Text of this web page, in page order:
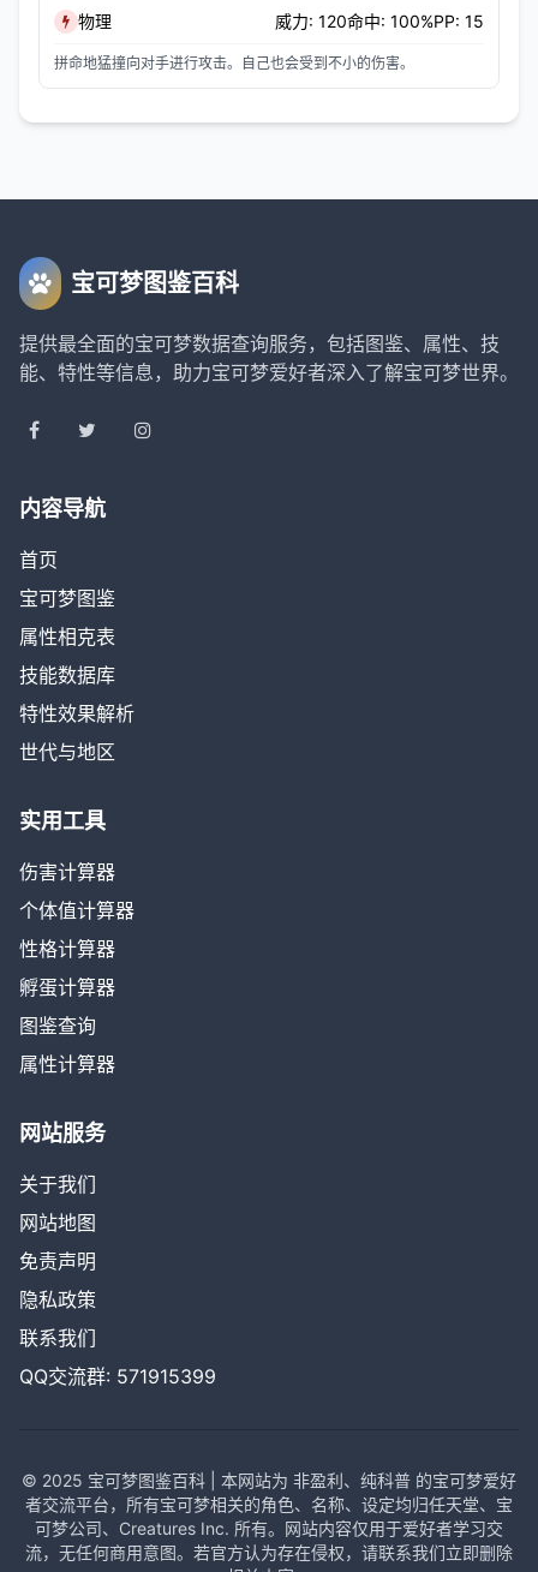
物理 威力: 120命中: 100%PP: 15
拼命地猛撞向对手进行攻击。自己也会受到不小的伤害。
宝可梦图鉴百科
提供最全面的宝可梦数据查询服务，包括图鉴、属性、技
能、特性等信息，助力宝可梦爱好者深入了解宝可梦世界。
内容导航
首页
宝可梦图鉴
属性相克表
技能数据库
特性效果解析
世代与地区
实用工具
伤害计算器
个体值计算器
性格计算器
孵蛋计算器
图鉴查询
属性计算器
网站服务
关于我们
网站地图
免责声明
隐私政策
联系我们
QQ交流群: 571915399
© 2025 宝可梦图鉴百科 | 本网站为 非盈利、纯科普 的宝可梦爱好
者交流平台，所有宝可梦相关的角色、名称、设定均归任天堂、宝
可梦公司、Creatures Inc. 所有。网站内容仅用于爱好者学习交
流，无任何商用意图。若官方认为存在侵权，请联系我们立即删除